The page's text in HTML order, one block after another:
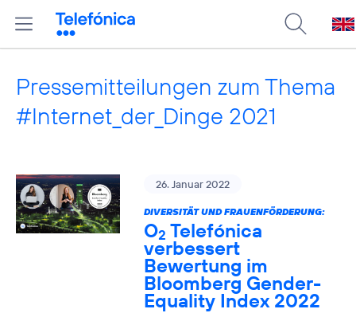
Pressemitteilungen zum Thema
#Internet_der_Dinge 2021
26. Januar 2022
DIVERSITÄT UND FRAUENFÖRDERUNG:
O2 Telefónica
verbessert
Bewertung im
Bloomberg Gender-
Equality Index 2022